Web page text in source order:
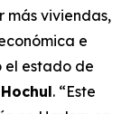
más viviendas,
e
el estado de
. “Este